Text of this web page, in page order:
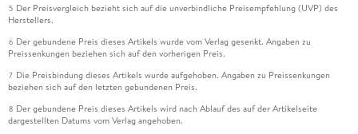
5 Der Preisvergleich bezieht sich auf die unverbindliche Preisempfehlung (UVP) des
Herstellers.
6 Der gebundene Preis dieses Artikels wurde vom Verlag gesenkt. Angaben zu
Preissenkungen beziehen sich auf den vorherigen Preis.
7 Die Preisbindung dieses Artikels wurde aufgehoben. Angaben zu Preissenkungen
beziehen sich auf den letzten gebundenen Preis.
8 Der gebundene Preis dieses Artikels wird nach Ablauf des auf der Artikelseite
dargestellten Datums vom Verlag angehoben.